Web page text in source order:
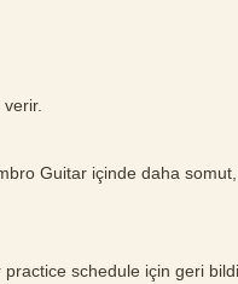
Guitar içinde daha
schedule için geri